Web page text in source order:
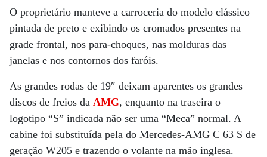
O proprietário manteve a carroceria do modelo clássico
pintada de preto e exibindo os cromados presentes na
grade frontal, nos para-choques, nas molduras das
janelas e nos contornos dos faróis.
As grandes rodas de 19″ deixam aparentes os grandes
discos de freios da AMG, enquanto na traseira o
logotipo “S” indicada não ser uma “Meca” normal. A
cabine foi substituída pela do Mercedes-AMG C 63 S de
geração W205 e trazendo o volante na mão inglesa.